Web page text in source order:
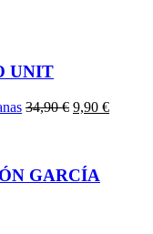
UNIT
34,90€ El
34,90 €.
9,90 €El
GARCÍA